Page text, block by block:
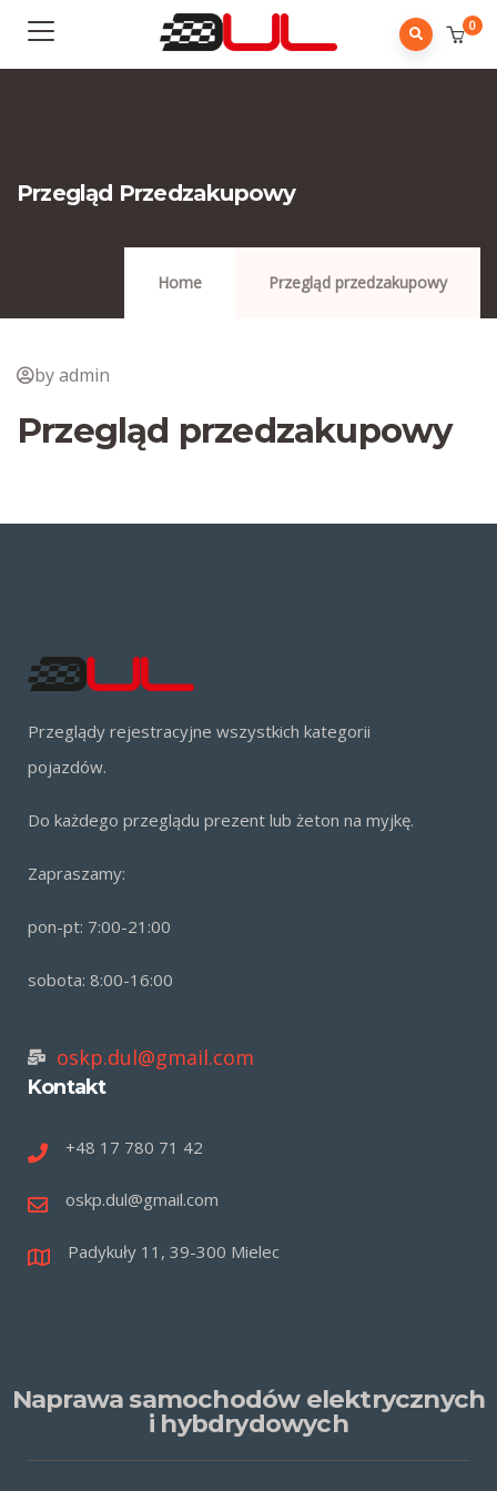
0
Przegląd Przedzakupowy
Home Przegląd przedzakupowy
by admin
Przegląd przedzakupowy
Przeglądy rejestracyjne wszystkich kategorii
pojazdów.
Do każdego przeglądu prezent lub żeton na myjkę.
Zapraszamy:
pon-pt: 7:00-21:00
sobota: 8:00-16:00
oskp.dul@gmail.com
Kontakt
+48 17 780 71 42
oskp.dul@gmail.com
Padykuły 11, 39-300 Mielec
Naprawa samochodów elektrycznych
i hybdrydowych